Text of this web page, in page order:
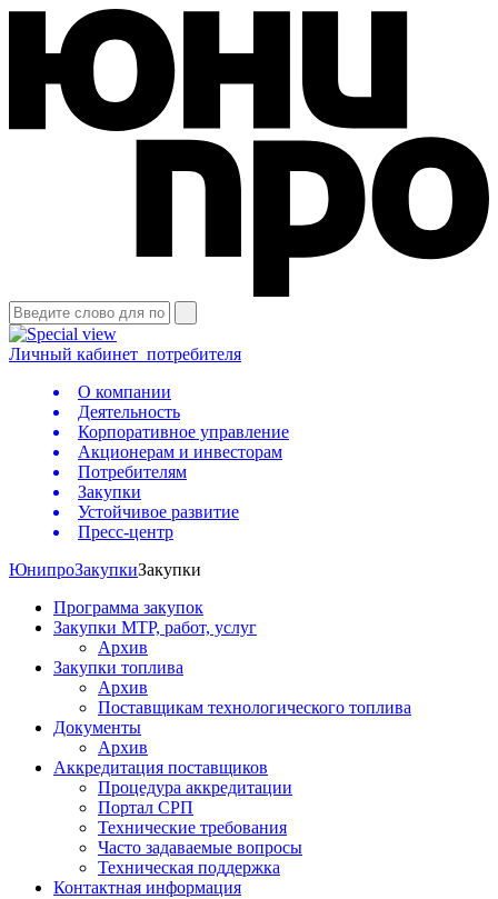
Личный кабинет потребителя
О компании
Деятельность
Корпоративное управление
Акционерам и инвесторам
Потребителям
Закупки
Устойчивое развитие
Пресс-центр
ЮнипроЗакупкиЗакупки
Программа закупок
Закупки МТР, работ, услуг
Архив
Закупки топлива
Архив
Поставщикам технологического топлива
Документы
Архив
Аккредитация поставщиков
Процедура аккредитации
Портал СРП
Технические требования
Часто задаваемые вопросы
Техническая поддержка
Контактная информация